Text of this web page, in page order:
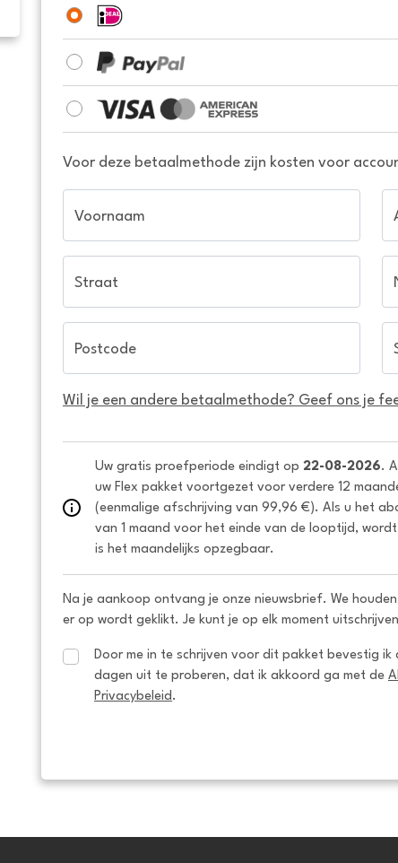
Voor deze betaalmethode zijn kosten voor
Voornaam
Straat
Postcode
Wil je een andere betaalmethode? Geef ons je
Uw gratis proefperiode eindigt op 22-08-2026.
uw Flex pakket voortgezet voor verdere 12
(eenmalige afschrijving van 99,96 €). Als u het
van 1 maand voor het einde van de looptijd,
is het maandelijks opzegbaar.
Na je aankoop ontvang je onze nieuwsbrief. We
er op wordt geklikt. Je kunt je op elk moment
Door me in te schrijven voor dit pakket bevestig ik
dagen uit te proberen, dat ik akkoord ga met de
Privacybeleid .